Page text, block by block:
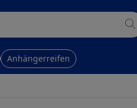
Anhängerreifen